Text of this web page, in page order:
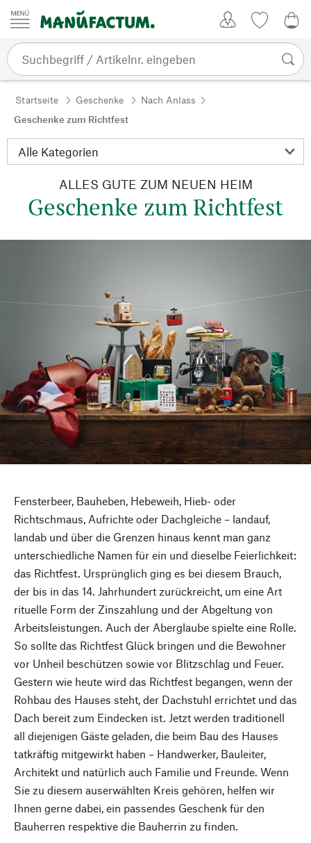
Zum Inhalt springen
Startseite Geschenke
Nach Anlass
Geschenke zum Richtfest
ALLES GUTE ZUM NEUEN HEIM
Geschenke zum Richtfest
Fensterbeer, Bauheben, Hebeweih, Hieb- oder
Richtschmaus, Aufrichte oder Dachgleiche – landauf,
landab und über die Grenzen hinaus kennt man ganz
unterschiedliche Namen für ein und dieselbe Feierlichkeit:
das Richtfest. Ursprünglich ging es bei diesem Brauch,
der bis in das 14. Jahrhundert zurückreicht, um eine Art
rituelle Form der Zinszahlung und der Abgeltung von
Arbeitsleistungen. Auch der Aberglaube spielte eine Rolle.
So sollte das Richtfest Glück bringen und die Bewohner
vor Unheil beschützen sowie vor Blitzschlag und Feuer.
Gestern wie heute wird das Richtfest begangen, wenn der
Rohbau des Hauses steht, der Dachstuhl errichtet und das
Dach bereit zum Eindecken ist. Jetzt werden traditionell
all diejenigen Gäste geladen, die beim Bau des Hauses
tatkräftig mitgewirkt haben – Handwerker, Bauleiter,
Architekt und natürlich auch Familie und Freunde. Wenn
Sie zu diesem auserwählten Kreis gehören, helfen wir
Ihnen gerne dabei, ein passendes Geschenk für den
Bauherren respektive die Bauherrin zu finden.